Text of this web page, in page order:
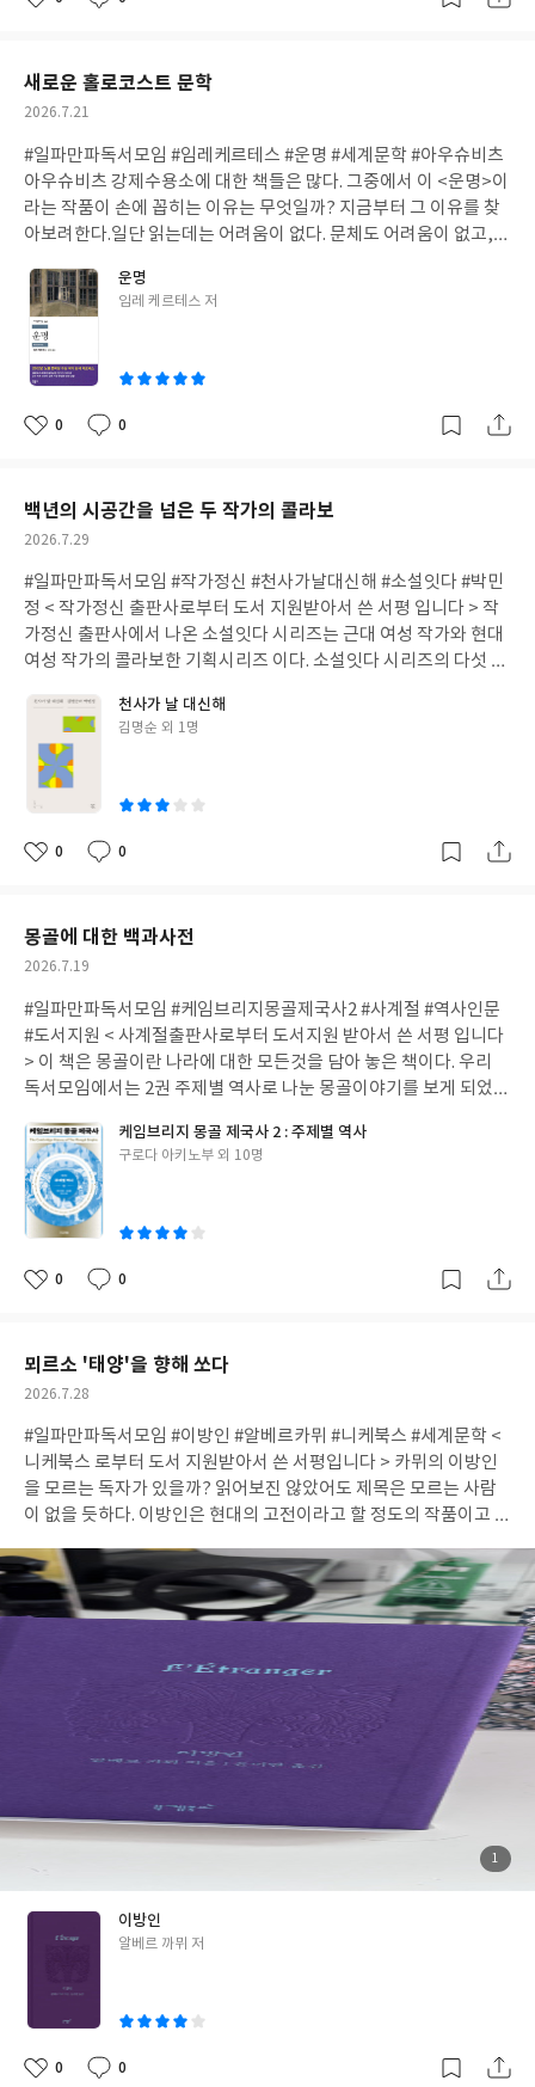
내라, 부숴라." 라고 하고 있다. 소로도 월든에서 모든것을 비우는
삶을 몸소 월든 호수가에서 실천했듯이 자신을 초월할 수 있도록 그
모든것을 버리고 놓으면 어떤 존재든지 될 수 있다고 말하고 있다.
책에서는 이 책이 존재하는 이유, 그리고 독자들 손에 망치 한 자루
를 쥐어주면서, 그 망치로 무엇을 부숴야 하는 지에 대해 다섯가지
로 말하고 있다.첫째, 군중의 발소리를 이정표로 착각하는 습성둘
째, 누군가의 성공을 자신의 성공 방식으로 따라하는 게으름셋째,
고 둥글둥글한 사람이 되어 모두에게 사랑받으려는 위선다섯째, 세
상의 허랑이 떨어지기 전에는 한 발자국도 내딛지 못하는 노예근성
이 다섯 가지를 부수지 않고서는 그 어떤 자유도, 그 어떤 평화도 가
짜라고 말한다. 이 책을 완독하고 나면 첫 페이지를 열었던 나와, 마
지막 페이지를 읽고 있는 나는 같은 사람이 아닐것이다. 그 사람의
내면 혁명은 이제 시작한다. 에머슨이 하려했던 모든 말, 행동의 진
리는 그것을 스스로 터득하지 않으면 무용지물이다. 생각만 하는 그
이 책은 에머슨이 쓴 <내면 혁명>이라는 책이 있는 것이 아니었다.
이 책은 번역자도 기재되어있지 않다. 여기에 나오는 수많은 이야기
는 에머슨의 <자기 신뢰>에서 나온 말들을 출판사에서 꺼내어서 독
자들에게 실천강령처럼 쓴 책인 듯하다. 나는 에머슨의 <자기신뢰>
도서를 번역한 것을 읽어보고 싶어졌다.
좋
댓
작
새로운 홀로코스트 문학
작
일
2026.7.21
#일파만파독서모임 #임레케르테스 #운명 #세계문학 #아우슈비츠
아우슈비츠 강제수용소에 대한 책들은 많다. 그중에서 이 <운명>이
라는 작품이 손에 꼽히는 이유는 무엇일까? 지금부터 그 이유를 찾
아보려한다.일단 읽는데는 어려움이 없다. 문체도 어려움이 없고,
약간은 희석이 되어있다. 이 소설은 2002년 노벨문학상을 수상한
작가의 자전적인 이야기를 담고 있다. 15세 헝가리 유대인 소년 죄
르지가 아우슈비츠에서 4개월정도, 그리고 부헨발트 강제수용소와
병원에서 지낸 1년간의 끔찍했던 경험을 담담한 시선으로 그려내고
있다. 현제는 이미 전쟁이 끝난 이후이다. 서술자가 자신의 어릴적
홀로코스트를 겪은 이야기를 자신의 기억에 의존해서 써내려 가고
공은 생존을 위해 모든 것을 체념하고 수용소의 부조리한 질서를 그
저 '운명'이라는 것으로 받아들인다. 길지 않은 1년의 시간이었지
만, 소년에게는 억겁의 시간이었다. 일년전에는 소년의 모습이었지
만 수용소에서 지낸 일년은 소년을 황폐하게 만들었다. 죽음이 항상
한발짝 옆에 있는 그 순간에도 소년은 버텼다. 그런 끔찍한 곳에서
살아남아서 결국 집으로 돌아왔지만, 소년의 가족은 없었고, 주변
사람들이 강요하는 '비극의 피해자'라는 시건이 달갑지 않다. 자시
년에게 수용소에서의 역경과 끔찍한 일들에 대해서만 묻는다. 소년
에게 수용소에서의 경험은 자신의 생애에서 가장 기억할 만한 일들
로 가득하다. 소년은 참혹한 불행에 대한 이야기 보다는 사람들에게
강제수용소의 행복에 대해 이야기 해주겠다는 마지막 다짐을 한다.
가스실의 굴뚝 옆세서의 고통스러운 휴식시간에도 소년은 행복과
비슷한 무엇인가를 느꼈다고 한다. 그렇다. 이 작품이 여느 홀로코스
트를 주제로한 작품들과 차별점이 있다면, 고통의 시간을 말하는 것
문턱에서도 삶을 살아야 했던 그 행복 비슷한 무엇을 말이다. 이 책
을 다 읽고 나 또한 홀로코스트의 잔혹함을 떠올리지 않았고, 그냥
소년의 이야기에서 국가적인 폭력과 비극적인 운명을 그저 담담하
게 받아들였고, 그것을 어떻게 극복하고 , 우리에게 진정한 '자유'란
무엇인지에 대해서 생각하게 되었다. 나라면 그 억겁의 시간을 어떻
게 버텼을까? 그리고 수용소에 있던 수많은 유대인들중에서도 같은
처지에 있지만 소년에게 "넌 유대인이 아니고 이방인이잖아."p153
이라고 했던 다른 나라의 유대인들. 지옥 같은 수용소 안에서도 인간
들은 자신이 아닌 인간들에게 '이방인'이라고 낙인을 찍는다. 비극
적인 상황 속에서도 결속하기 보다는 배타성을 선택하는 인간들의
무지함을 보여주기도 하였다. 아무튼 책을 보면서 이런 저런 생각이
많이 들었다. 임레 케르테스의 이 작품을 시작으로 <좌절>, <태어
린다고 한다. 시간이 된다면 다른 작품들도 차례대로 보아야 겠다.
운명
글
임레 케르테스 저
좋
0
댓
0
작
백년의 시공간을 넘은 두 작가의 콜라보
작
일
2026.7.29
#일파만파독서모임 #작가정신 #천사가날대신해 #소설잇다 #박민
정 < 작가정신 출판사로부터 도서 지원받아서 쓴 서평 입니다 > 작
가정신 출판사에서 나온 소설잇다 시리즈는 근대 여성 작가와 현대
여성 작가의 콜라보한 기획시리즈 이다. 소설잇다 시리즈의 다섯 번
명순과 1985년에 태어난 박민정작가 이렇게 콜라보했다. 일단 일제
강점기 시대의 작가이다보니 책에서 사용되는 언어가 쉽지 많은 않
았다. 지금 쓰는 문체도 아닐뿐더러 생소한 단어들이 많았다. 하지만
어느정도는 현대언어로 바꾼덕인지 조금 읽다가 보니 적응이 되었
다. 사실 김명순이라는 작가는 이번에 처음 알았는데 당시의 신여성
의 글의 맛을 느낄 수 있었다. 찾아보니 김동인 소설속 여자의 모델
때 당시 억압받는 사람들에 대한 이야기를 묶어 놓은 듯하다. 아무래
도 김명순 작가가 당대 남성 문인들로 부터 사생활적인 공격을 받으
면서 우울증에 시달렸다고 하는데, 그 자신과 같은 외로운 자들의
이야기인 것 같았고, 작품들 속의 개인들의 삶이 배제되 있고, 구시
대적 사회의 억압적인 모습이 많이 느껴졌다. <외로운 사람들>이라
는 작품은 조금은 길었던 작품인데 이는 독일 작가 게르하르트 하우
프만의 동명의 희곡을 변주한 작품이라고 한다.백년의 시공간을 넘
작인 <천사가 날 대신해>는 불행한 결혼 생활을 마치고 새로운 삶
을 살고자 했던 친구의 갑작스러운 죽음이 의심스러웠던 주인공이
그 죽음의 이유를 로자 룩셈브르크라는 의문의 여성이라고 생각하
고 그 죽음의 이유를 찾는 이야기 이다. 이렇게 두 작가의 작품을 읽
다 보니 시대가 달라 졌지만 여전히 사회는 언제나 개인들의 고독을
만들어내는 공장같이 느껴졌다. 작품이 뭔가 희망적이기 보다는 읽
어갈 수록 점점 더 모호하고 안개속을 걷듯, 미궁속으로 빠지는 느
한국의 심리소설의 맛을 느낀 것같아서 읽은 보람이 느껴졌던 작품
집 이었다.
천사가 날 대신해
글
김명순 외 1명
좋
0
댓
0
작
몽골에 대한 백과사전
작
일
2026.7.19
#일파만파독서모임 #케임브리지몽골제국사2 #사계절 #역사인문
#도서지원 < 사계절출판사로부터 도서지원 받아서 쓴 서평 입니다
> 이 책은 몽골이란 나라에 대한 모든것을 담아 놓은 책이다. 우리
독서모임에서는 2권 주제별 역사로 나눈 몽골이야기를 보게 되었
술, 과학 교류, 환경, 여성과 젠더까지 9가지의 주제를 11명의 전문
가들의 통찰력 있는 관점과 분석을 제공 하고 있다. 1~3권까지를 쓴
학자들이 총 40명이라고 하니 이 시리즈가 얼마나 몽골에 대해 진심
인지 알 수 있다. 우리가 지금은 그냥 몽골이라는 나라를 초원의 나
라, 환경 오염에서 벗어난 청정의 나라, 아직은 발전이 미비한 나라
로 알고 있을 수도 있다. 오래전 몽골의 시대는 칭기스 칸이 등장했
이 안되는 시간에 얼마나 주변의 수많은 나라들의 정치,문화,외교
를 바꾸어 놓았는지, 몽골이라는 나라가 앞으로 어떤 나라가 되어갈
건지는 이 시리즈 책을 다 본다면 어느정도 갈피를 잡지 않을까 한
다. 한 사람의 관점으로 쓰지 않았고, 각분야의 전문가들이 각각의
분야에서 쓴 책이다보니 지루하지가 않고, 또 각각 따로 따로 쓰다
보니까 책의 통일감이 없을 것 같지만, 의외로 책이 지향하는 방향
을 벗어나지않고 필요한 부분만 딱딱 이야기 하고 있다. 나머지 1권
금 비싼 경향도 있는데 그정도는 이 책이 담긴 정보의 양에 비하면
너무 저렴한 값이 아닐까 하는 생각까지 들 정도이다. 간만에 비문학
책을 읽어 보았는데 굉장히 만족감 높았던 책이라 좋았다.
케임브리지 몽골 제국사 2 : 주제별 역사
글
구로다 아키노부 외 10명
좋
0
댓
0
작
뫼르소 '태양'을 향해 쏘다
작
일
2026.7.28
#일파만파독서모임 #이방인 #알베르카뮈 #니케북스 #세계문학 <
니케북스 로부터 도서 지원받아서 쓴 서평입니다 > 카뮈의 이방인
을 모르는 독자가 있을까? 읽어보진 않았어도 제목은 모르는 사람
이 없을 듯하다. 이방인은 현대의 고전이라고 할 정도의 작품이고 수
이방인>을 보아야하는 이유는 무엇일까? 니케북스의 실존과 경계
시리즈 11번째의 이방인은 우선 작은사이즈의 컴팩트함이다. 주머
니 속, 가방 속에도 쏙 들어가는 손바닥싸이즈이다. 그리고 무엇보
서 뭔가 고전미를 전해주는 듯하다. 그리고 다음은 번역이다. 번역이
너무 매끄럽고 읽기가 전혀 어렵지 않다. 사진에 유명한 문장을 캡쳐
했으니 다른 번역본이랑 비교해보아도 좋겠다. 니케북스 소개글에
서는 이중간접화법이 카뮈의 의도한 작품의 핵심적 요소라고 판단
해서 이를 현대적으로 번역하기 보다는 원문의 결을 유지하고자 했
다고 한다. 이렇게 디자인,사이즈,번역 이 삼 박자가 어울려지니 왜
선택을 안할 수 있겠는가. <이방인>은 1부 뫼르소의 일상과 살인사
건까지의 이야기를 담고있고, 2부 가해자 뫼르소의 재만과 판결을
부하고 진실을 지키려는 한 인간 뫼르소가 단지 어머니의 장례식에
서 눈물을 흘리지 않았다는 이유에서 법정에서 사형 선고를 받는 모
인을 총으로 몇발을 쏘아서 죽인 것 자체는 벌을 받아 마땅할 것이
다. 근데 2부 재판을 받는 과정에서는 살인의 경위를 밝히는 과정이
을 심판하는 것으로 이야기가 흘러간다. 정작 사건의 본질인 살인이
첨
부
사
1
이방인
글
알베르 까뮈 저
좋
0
댓
0
작